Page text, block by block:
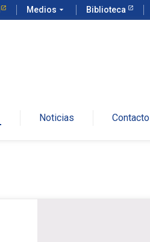
Medios arrow_drop_down Biblioteca
Noticias Contacto